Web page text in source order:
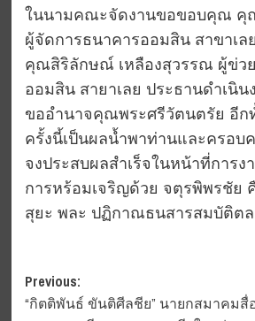
ในนามคณะจัดงานขอขอบคุณ คุ
ผู้จัดการธนาคารออมสิน สาขาเล
คุณสิริลักษณ์ เหลืองสุวรรณ ผู้ข่ว
ออมสิน สายาเลย ประธานดำเนิน
ขออำนาจคุณพระศรีวัตนตรัย อีก
ครั้งนี้เป็นผลน้ำพาท่านและครอบ
จงประสบผลสำเร็จในหน้าที่การง
การหร้อมเจริญด้วย จตุรพิพรชัย
สุยะ พละ ปฏิกาณธนสารสมบัติต
Post
navigation
Previous:
“กิตติพันธ์ ขันติศีลชีย” นายกสมาคม